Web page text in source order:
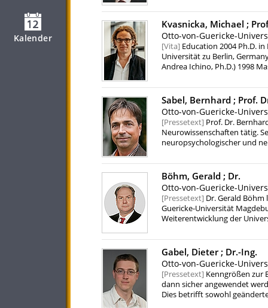
Kalender
Kvasnicka, Michael ;
Otto-von-Guericke-
Vita Education 2004 Ph.D.
Universität zu Berlin,
Andrea Ichino, Ph.D.) 1998
and Economics; University of
Economics, Otto-von-
"Migration , Rheinisch-
Professor, Humboldt-
Institut für
2004-2007 Researcher,
project "Temporary help
Sabel, Bernhard ; Prof.
Otto-von-Guericke-
Pressetext Prof. Dr.
Neurowissenschaften tätig.
neuropsychologischer und
visuellen Systems nach
die Diagnose und
durch Training und nicht-
Störung in der natürlichen
EEG-Diagnostik bei
(Amplitude und Frequenz)
Nanopartikel zur
Böhm, Gerald ; Dr.
Otto-von-Guericke-
Pressetext Dr. Gerald
Guericke-Universität
Weiterentwicklung der
Gabel, Dieter ; Dr.-Ing.
Otto-von-Guericke-
Pressetext Kenngrößen zur
dann sicher angewendet
Dies betrifft sowohl